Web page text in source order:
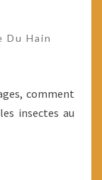
Du Hain
comment
insectes au